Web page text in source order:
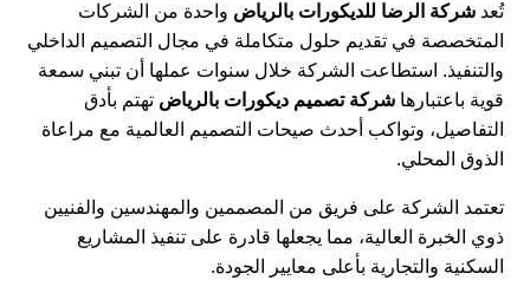
تُعدشركة الرضا للديكورات بالرياض واحدة من الشركات
المتخصصة في تقديم حلول متكاملة في مجال التصميم الداخلي
والتنفيذ. استطاعت الشركة خلال سنوات عملها أن تبني سمعة
قوية باعتبارهاشركة تصميم ديكورات بالرياض تهتم بأدق
التفاصيل، وتواكب أحدث صيحات التصميم العالمية مع مراعاة
الذوق المحلي.
تعتمد الشركة على فريق من المصممين والمهندسين والفنيين
ذوي الخبرة العالية، مما يجعلها قادرة على تنفيذ المشاريع
السكنية والتجارية بأعلى معايير الجودة.